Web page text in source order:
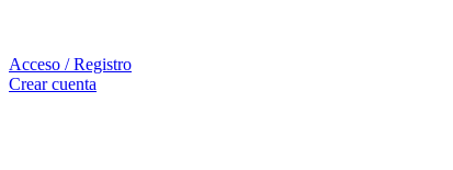
Acceso / Registro
Crear cuenta